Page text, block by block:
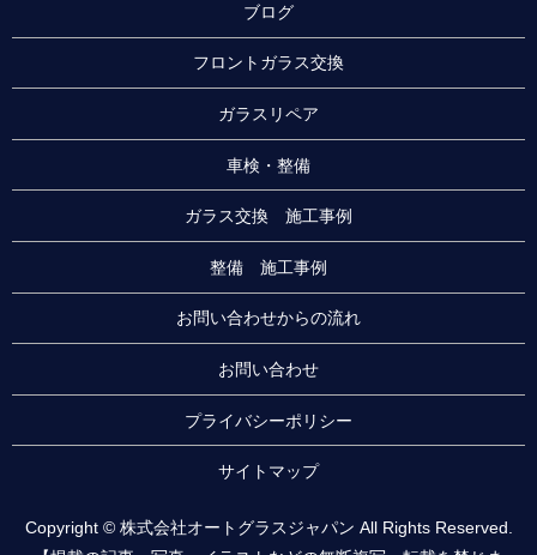
ブログ
フロントガラス交換
ガラスリペア
車検・整備
ガラス交換 施工事例
整備 施工事例
お問い合わせからの流れ
お問い合わせ
プライバシーポリシー
サイトマップ
Copyright © 株式会社オートグラスジャパン All Rights Reserved.